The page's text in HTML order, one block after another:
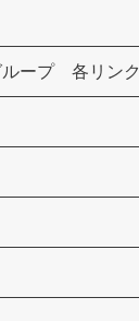
ープ 各リンク